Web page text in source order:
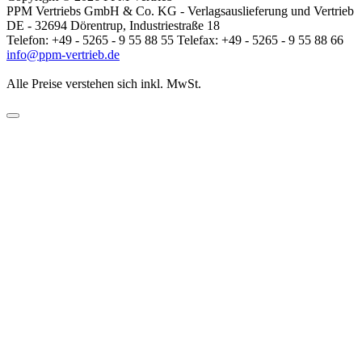
PPM Vertriebs GmbH & Co. KG - Verlagsauslieferung und Vertrieb
DE - 32694 Dörentrup, Industriestraße 18
Telefon: +49 - 5265 - 9 55 88 55 Telefax: +49 - 5265 - 9 55 88 66
info@ppm-vertrieb.de
Alle Preise verstehen sich inkl. MwSt.